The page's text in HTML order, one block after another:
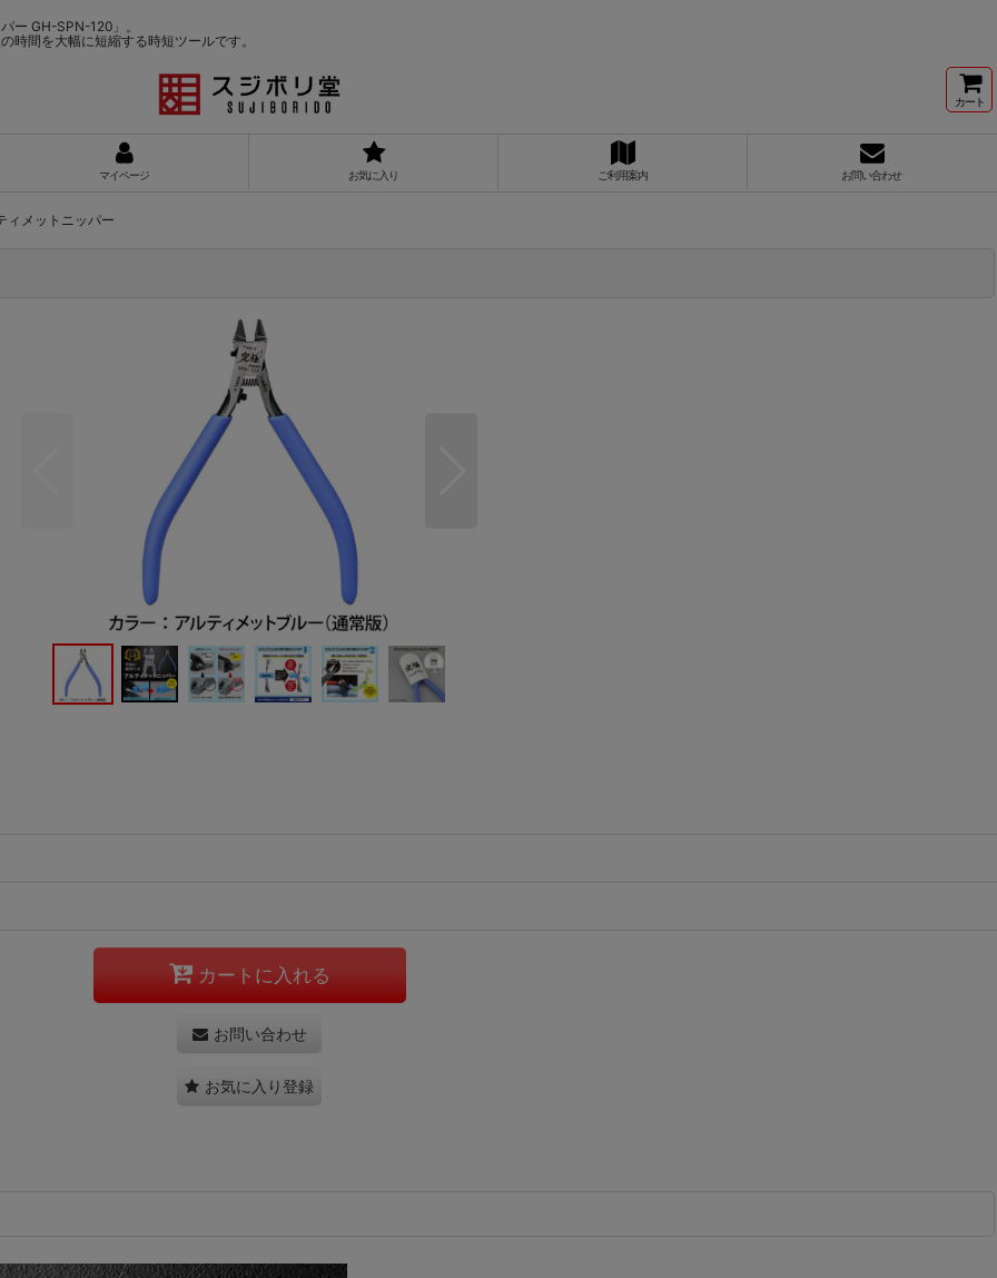
ー GH-SPN-120」。
時間を大幅に短縮する時短ツールです。
カート
マイページ お気に入り ご利用案内 お問い合わせ
ィメットニッパー
カートに入れる
お問い合わせ
お気に入り登録